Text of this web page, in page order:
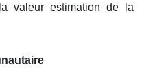
valeur estimation de la